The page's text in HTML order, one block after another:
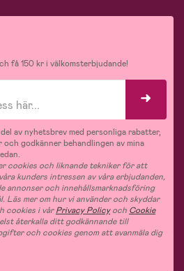
få 150 kr i välkomsterbjudande!
av nyhetsbrev med personliga rabatter,
godkänner behandlingen av mina
cookies och liknande tekniker för att
kunders intressen av våra erbjudanden,
annonser och innehållsmarknadsföring
Läs mer om hur vi använder och skyddar
cookies i vårPrivacy Policyoch Cookie
återkalla ditt godkännande till
och cookies genom att avanmäla dig